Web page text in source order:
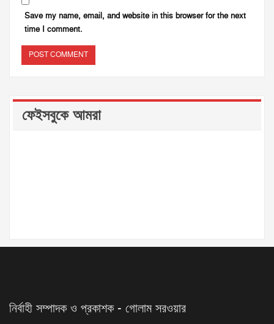
Save my name, email, and website in this browser for the next
time I comment.
ফেইসবুকে আমরা
নির্বাহী সম্পাদক ও প্রকাশক - গোলাম সরওয়ার